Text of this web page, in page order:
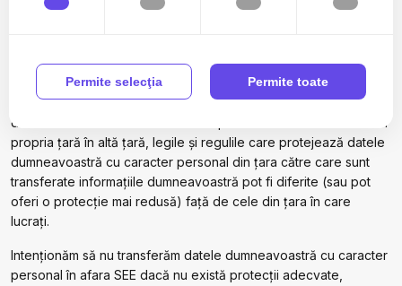
SEE. Pentru mai multe informații, consultați Politica privind
În plus, datele dumneavoastră cu caracter personal pot fi
transferate și stocate într-o locație din afara UE și SEE. Când
datele dumneavoastră cu caracter personal sunt transferate din
propria țară în altă țară, legile și regulile care protejează datele
dumneavoastră cu caracter personal din țara către care sunt
transferate informațiile dumneavoastră pot fi diferite (sau pot
oferi o protecție mai redusă) față de cele din țara în care
lucrați.
Intenționăm să nu transferăm datele dumneavoastră cu caracter
personal în afara SEE dacă nu există protecții adecvate,
Permite selecţia Permite toate